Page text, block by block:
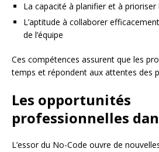
La capacité à planifier et à
L’aptitude à collaborer
de l’équipe
Ces compétences assurent que les
temps et répondent aux attentes des
Les opportunités
professionnelles
L’essor du No-Code ouvre de